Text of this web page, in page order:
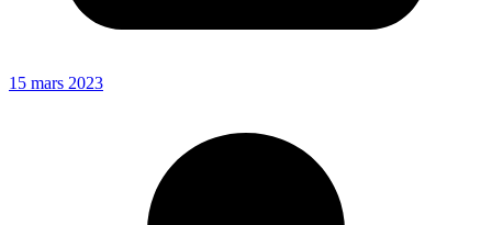
15 mars 2023